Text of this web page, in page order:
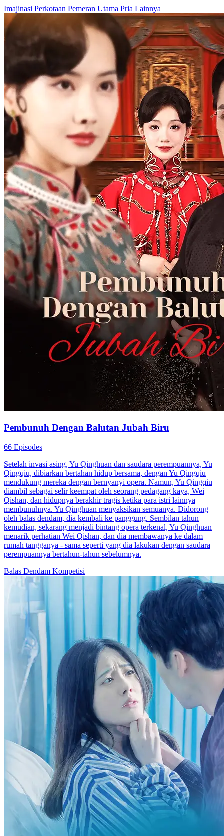
Imajinasi Perkotaan Pemeran Utama Pria Lainnya
Pembunuh Dengan Balutan Jubah Biru
66 Episodes
Setelah invasi asing, Yu Qinghuan dan saudara perempuannya, Yu
Qingqiu, dibiarkan bertahan hidup bersama, dengan Yu Qingqiu
mendukung mereka dengan bernyanyi opera. Namun, Yu Qingqiu
diambil sebagai selir keempat oleh seorang pedagang kaya, Wei
Qishan, dan hidupnya berakhir tragis ketika para istri lainnya
membunuhnya. Yu Qinghuan menyaksikan semuanya. Didorong
oleh balas dendam, dia kembali ke panggung. Sembilan tahun
kemudian, sekarang menjadi bintang opera terkenal, Yu Qinghuan
menarik perhatian Wei Qishan, dan dia membawanya ke dalam
rumah tangganya - sama seperti yang dia lakukan dengan saudara
perempuannya bertahun-tahun sebelumnya.
Balas Dendam Kompetisi